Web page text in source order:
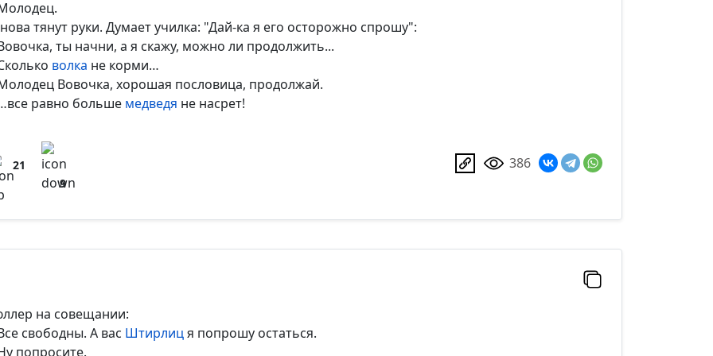
тянут руки. Думает училка: "Дай-ка я его осторожно спрошу":
ты начни, а я скажу, можно ли продолжить...
волка не корми…
Вовочка, хорошая пословица, продолжай.
равно больше медведя не насрет!
21
9
386
на совещании:
свободны. А вас Штирлиця попрошу остаться.
попросите.